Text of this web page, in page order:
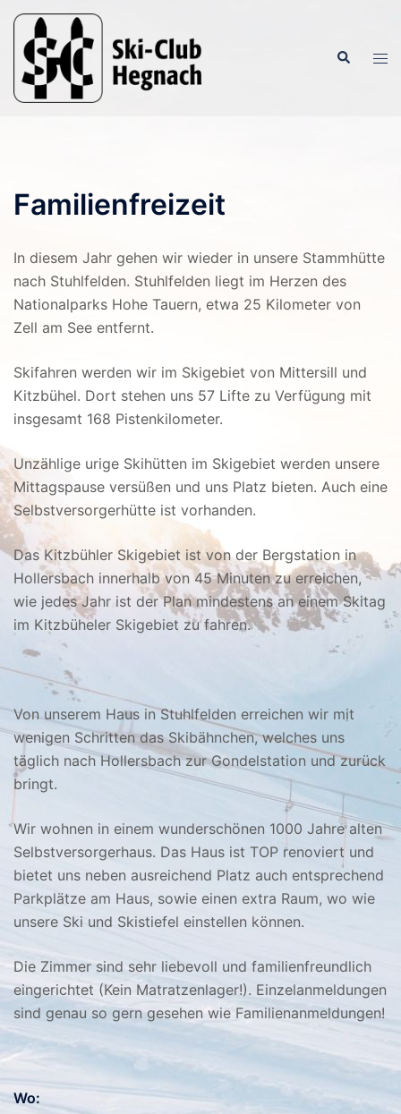
Zum
Inhalt
springen
Suche
Familienfreizeit
In diesem Jahr gehen wir wieder in unsere Stammhütte
nach Stuhlfelden. Stuhlfelden liegt im Herzen des
Nationalparks Hohe Tauern, etwa 25 Kilometer von
Zell am See entfernt.
Skifahren werden wir im Skigebiet von Mittersill und
Kitzbühel. Dort stehen uns 57 Lifte zu Verfügung mit
insgesamt 168 Pistenkilometer.
Unzählige urige Skihütten im Skigebiet werden unsere
Mittagspause versüßen und uns Platz bieten. Auch eine
Selbstversorgerhütte ist vorhanden.
Das Kitzbühler Skigebiet ist von der Bergstation in
Hollersbach innerhalb von 45 Minuten zu erreichen,
wie jedes Jahr ist der Plan mindestens an einem Skitag
im Kitzbüheler Skigebiet zu fahren.
Von unserem Haus in Stuhlfelden erreichen wir mit
wenigen Schritten das Skibähnchen, welches uns
täglich nach Hollersbach zur Gondelstation und zurück
bringt.
Wir wohnen in einem wunderschönen 1000 Jahre alten
Selbstversorgerhaus. Das Haus ist TOP renoviert und
bietet uns neben ausreichend Platz auch entsprechend
Parkplätze am Haus, sowie einen extra Raum, wo wie
unsere Ski und Skistiefel einstellen können.
Die Zimmer sind sehr liebevoll und familienfreundlich
eingerichtet (Kein Matratzenlager!). Einzelanmeldungen
sind genau so gern gesehen wie Familienanmeldungen!
Wo: